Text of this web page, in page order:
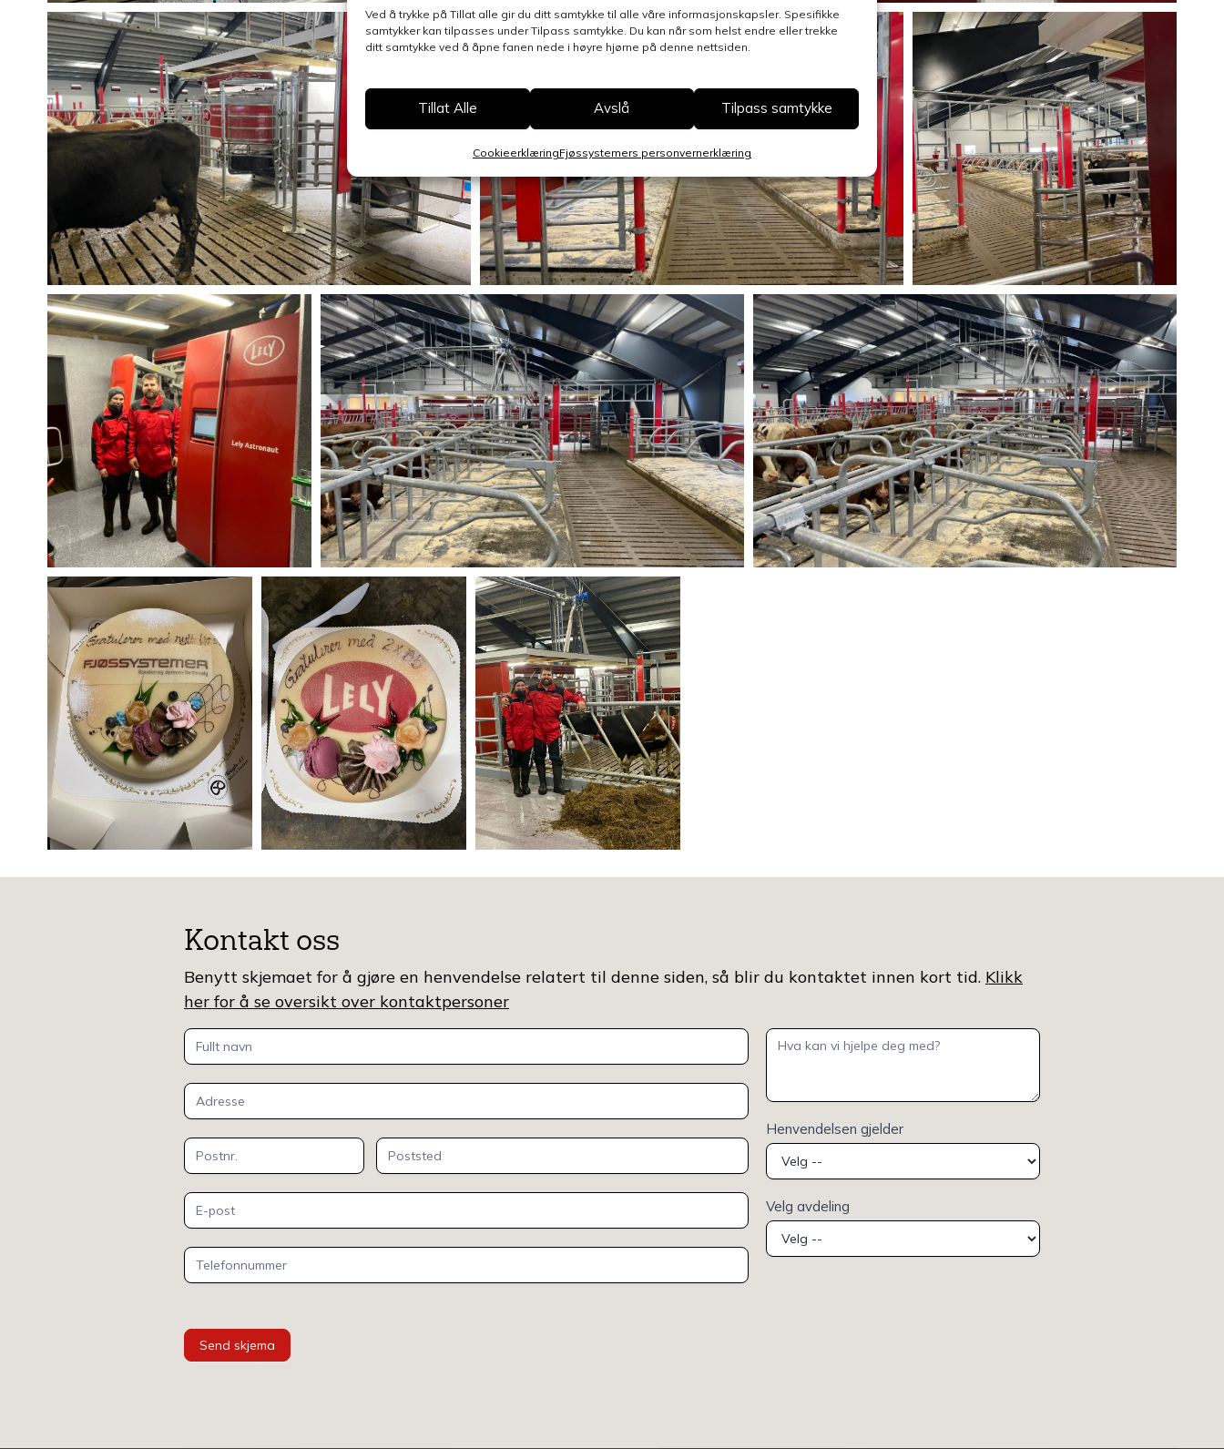
Ved å trykke på Tillat alle gir du ditt samtykke til alle våre informasjonskapsler. Spesifikke
samtykker kan tilpasses under Tilpass samtykke. Du kan når som helst endre eller trekke
ditt samtykke ved å åpne fanen nede i høyre hjørne på denne nettsiden.
Tillat Alle Avslå Tilpass samtykke
CookieerklæringFjøssystemers personvernerklæring
Kontakt oss
Benytt skjemaet for å gjøre en henvendelse relatert til denne siden, så blir du kontaktet innen kort tid. Klikk
her for å se oversikt over kontaktpersoner
Kontakt
oss
Henvendelsen gjelder
Velg avdeling
Send skjema